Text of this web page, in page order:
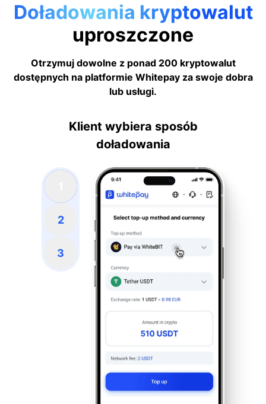
Doładowania kryptowalut
uproszczone
Otrzymuj dowolne z ponad 200 kryptowalut
dostępnych na platformie Whitepay za swoje dobra
lub usługi.
Klient wybiera sposób
doładowania
2
3